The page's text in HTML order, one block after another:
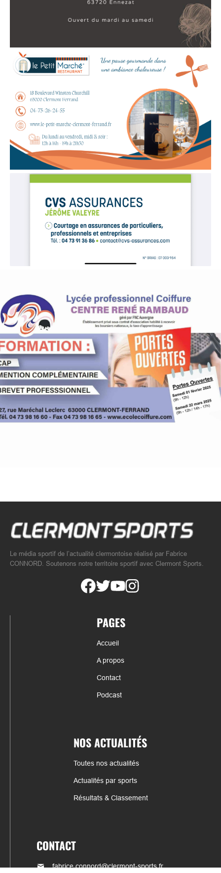
Le média sportif de l’actualité clermontoise réalisé par Fabrice
CONNORD. Soutenons notre territoire sportif avec Clermont Sports.
PAGES
Accueil
A propos
Contact
Podcast
NOS ACTUALITÉS
Toutes nos actualités
Actualités par sports
Résultats & Classement
CONTACT
fabrice.connord@clermont-sports.fr